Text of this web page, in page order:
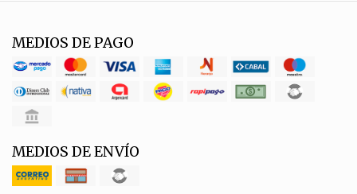
MEDIOS DE PAGO
MEDIOS DE ENVÍO